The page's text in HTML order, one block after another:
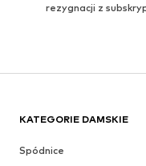
rezygnacji z
KATEGORIE DAMSKIE
Spódnice